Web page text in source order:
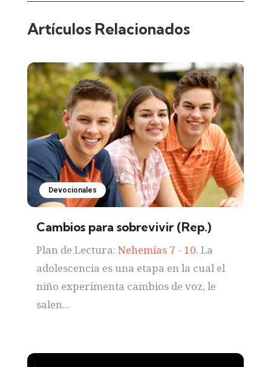
Artículos Relacionados
Devocionales
Cambios para sobrevivir (Rep.)
Plan de Lectura: Nehemías 7 - 10. La
adolescencia es una etapa en la cual el
niño experimenta cambios de voz, le
salen...